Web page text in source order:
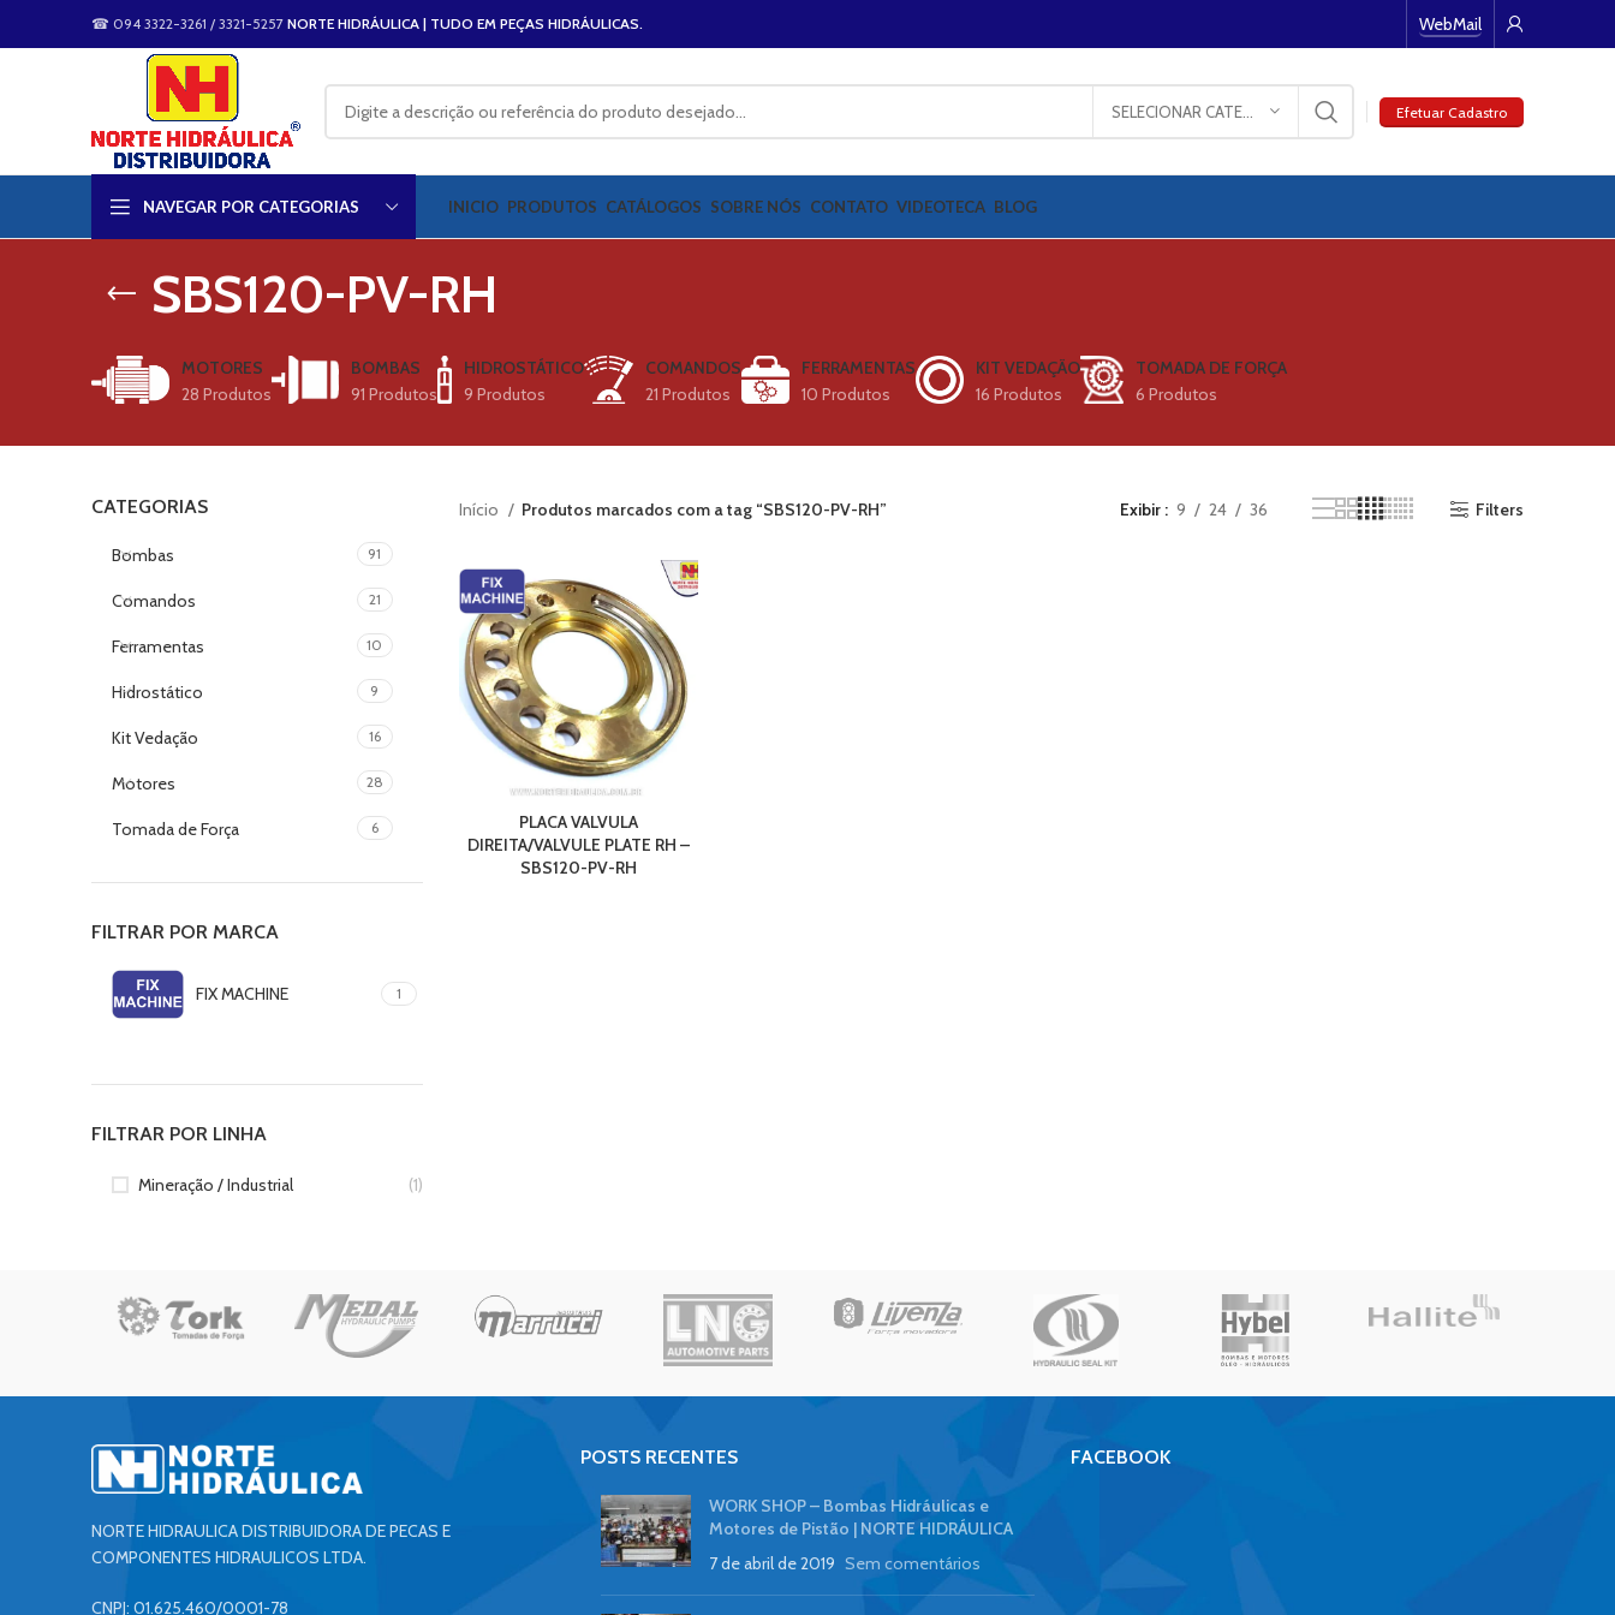
☎ 094 3322-3261 / 3321-5257 NORTE HIDRÁULICA | TUDO EM PEÇAS HIDRÁULICAS. WebMail
Efetuar Cadastro
NAVEGAR POR CATEGORIAS INICIO PRODUTOS CATÁLOGOS SOBRE NÓS CONTATO VIDEOTECA BLOG
SBS120-PV-RH
MOTORES
28 Produtos
BOMBAS
91 Produtos
HIDROSTÁTICO
9 Produtos
COMANDOS
21 Produtos
FERRAMENTAS
10 Produtos
KIT VEDAÇÃO
16 Produtos
TOMADA DE FORÇA
6 Produtos
CATEGORIAS
Bombas 91
Comandos 21
Ferramentas 10
Hidrostático 9
Kit Vedação 16
Motores 28
Tomada de Força 6
FILTRAR POR MARCA
FIX MACHINE 1
FILTRAR POR LINHA
Mineração / Industrial (1)
Início Produtos marcados com a tag “SBS120-PV-RH” Exibir 9 24 36 Filters
PLACA VALVULA
DIREITA/VALVULE PLATE RH –
SBS120-PV-RH
NORTE HIDRAULICA DISTRIBUIDORA DE PECAS E
COMPONENTES HIDRAULICOS LTDA.
CNPJ: 01.625.460/0001-78
POSTS RECENTES
WORK SHOP – Bombas Hidráulicas e
Motores de Pistão | NORTE HIDRÁULICA
7 de abril de 2019 Sem comentários
FACEBOOK